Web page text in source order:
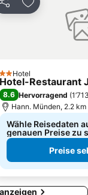
Teilen Zu Favoriten
2 Sterne
Hotel
Hotel-Restaurant
8.6 Hervorragend (
Hann. Münden, 2.2
Wähle Reisedaten
genauen Preise zu
Preise